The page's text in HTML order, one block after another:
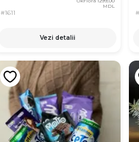
#1611
MDL
Vezi detalii